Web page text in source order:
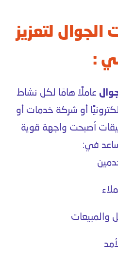
الجوال لتعزيز
:
عاملًا هامًا لكل نشاط
أو شركة خدمات أو
أصبحت واجهة قوية
في:
والمبيعات